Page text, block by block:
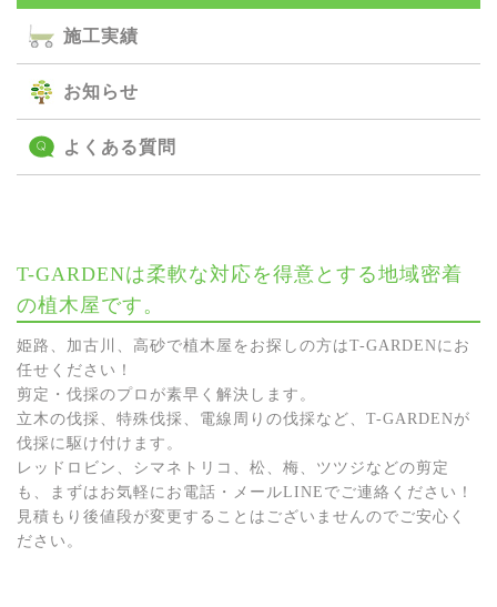
施⼯実績
お知らせ
よくある質問
T-GARDENは柔軟な対応を得意とする地域密着
の植木屋です。
姫路、加古川、高砂で植木屋をお探しの方はT-GARDENにお
任せください！
剪定・伐採のプロが素早く解決します。
立木の伐採、特殊伐採、電線周りの伐採など、T-GARDENが
伐採に駆け付けます。
レッドロビン、シマネトリコ、松、梅、ツツジなどの剪定
も、まずはお気軽にお電話・メールLINEでご連絡ください！
見積もり後値段が変更することはございませんのでご安心く
ださい。